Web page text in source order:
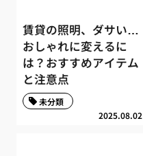
賃貸の照明、ダサい…
おしゃれに変えるに
は？おすすめアイテム
と注意点
2025.08.02
未分類